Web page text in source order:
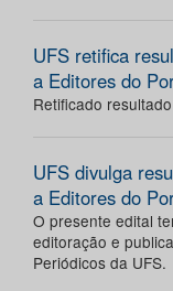
UFS retifica
a Editores do
Retificado
UFS divulga
a Editores do
O presente edital
editoração e
Periódicos da UFS.